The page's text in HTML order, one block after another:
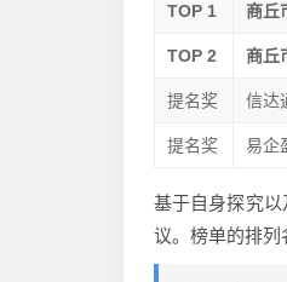
TOP 1
商丘
TOP 2 商丘
提名奖 信达
提名奖 易企
基于自身探究
议。榜单的排列